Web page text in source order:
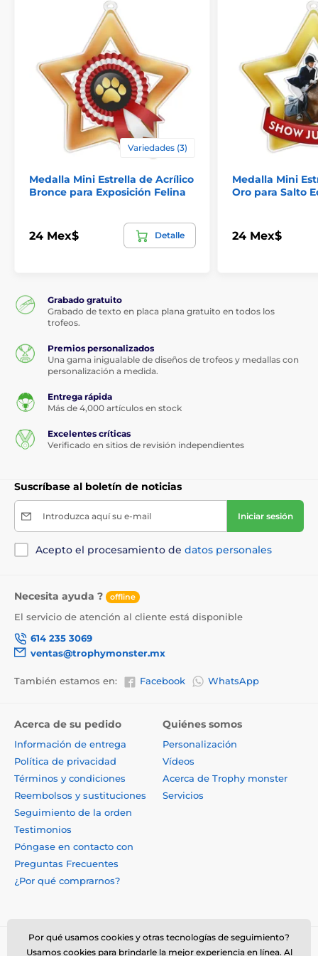
Variedades (3)
Medalla Mini Estrella de Acrílico
Bronce para Exposición Felina
24 Mex$ Detalle
Medalla Mini
Oro para Salto
24 Mex$
Grabado gratuito
Grabado de texto en placa plana gratuito en todos los
trofeos.
Premios personalizados
Una gama inigualable de diseños de trofeos y medallas con
personalización a medida.
Entrega rápida
Más de 4,000 artículos en stock
Excelentes críticas
Verificado en sitios de revisión independientes
Suscríbase al boletín de noticias
Introduzca aquí su e-mail Iniciar sesión
Acepto el procesamiento de datos personales
Necesita ayuda ? offline
El servicio de atención al cliente está disponible
614 235 3069
ventas@trophymonster.mx
También estamos en: Facebook WhatsApp
Acerca de su pedido
Información de entrega
Política de privacidad
Términos y condiciones
Reembolsos y sustituciones
Seguimiento de la orden
Testimonios
Póngase en contacto con
Preguntas Frecuentes
¿Por qué comprarnos?
Quiénes somos
Personalización
Vídeos
Acerca de Trophy monster
Servicios
Por qué usamos cookies y otras tecnologías de seguimiento?
Usamos cookies para brindarle la mejor experiencia en línea. Al